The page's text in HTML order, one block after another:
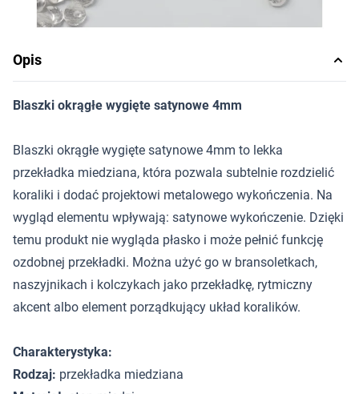
Opis
Blaszki okrągłe wygięte satynowe 4mm
Blaszki okrągłe wygięte satynowe 4mm to lekka
przekładka miedziana, która pozwala subtelnie rozdzielić
koraliki i dodać projektowi metalowego wykończenia. Na
wygląd elementu wpływają: satynowe wykończenie. Dzięki
temu produkt nie wygląda płasko i może pełnić funkcję
ozdobnej przekładki. Można użyć go w bransoletkach,
naszyjnikach i kolczykach jako przekładkę, rytmiczny
akcent albo element porządkujący układ koralików.
Charakterystyka:
Rodzaj: przekładka miedziana